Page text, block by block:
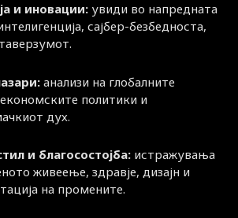
и иновации: увиди во напредната
сајбер-безбедноста,
анализи на глобалните
политики и
дух.
и благосостојба: истражувања
живеење, здравје, дизајн и
на промените.